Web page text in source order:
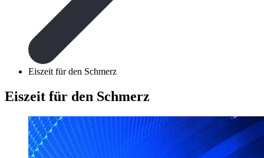
Eiszeit für den Schmerz
Eiszeit für den Schmerz